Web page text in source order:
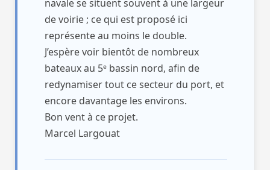
navale se situent souvent à une largeur
de voirie ; ce qui est proposé ici
représente au moins le double.
J’espère voir bientôt de nombreux
bateaux au 5ᵉ bassin nord, afin de
redynamiser tout ce secteur du port, et
encore davantage les environs.
Bon vent à ce projet.
Marcel Largouat